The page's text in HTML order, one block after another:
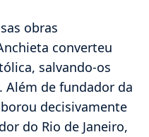
obras
converteu
salvando-os
Além de fundador da
decisivamente
do Rio de Janeiro,